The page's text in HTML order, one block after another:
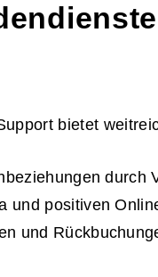
bietet
durch
und positiven
und